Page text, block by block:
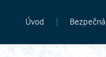
Úvod